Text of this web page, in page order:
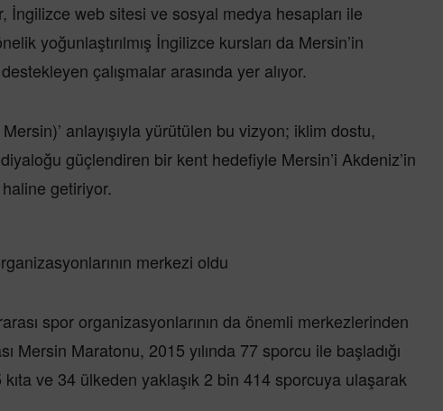
İngilizce web sitesi ve sosyal medya hesapları ile
yoğunlaştırılmış İngilizce kursları da Mersin’in
çalışmalar arasında yer alıyor.
anlayışıyla yürütülen bu vizyon; iklim dostu,
güçlendiren bir kent hedefiyle Mersin’i Akdeniz’in
getiriyor.
merkezi oldu
spor organizasyonlarının da önemli merkezlerinden
Mersin Maratonu, 2015 yılında 77 sporcu ile başladığı
kıta ve 34 ülkeden yaklaşık 2 bin 414 sporcuya ulaşarak